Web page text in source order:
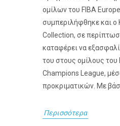
ομίλων του FIBA
συμπεριλήφθηκε και ο
Collection, σε
καταφέρει να
του στους ομίλους του
Champions League,
προκριματικών. Με
Περισσότερα